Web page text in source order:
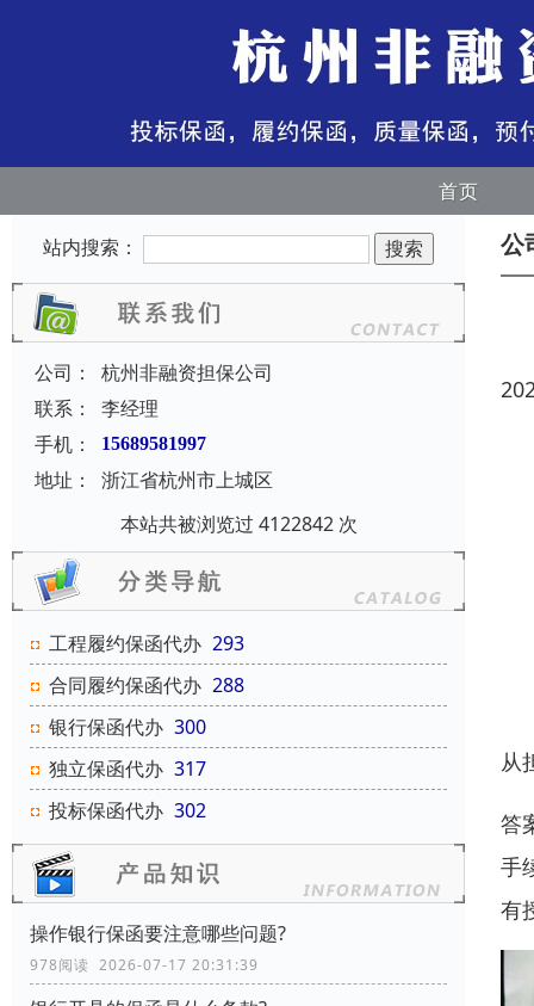
首页
站内搜索：
公司：
杭州非融资担保公司
联系：
李经理
手机：
15689581997
地址：
浙江省杭州市上城区
本站共被浏览过 4122842 次
工程履约保函代办 293
合同履约保函代办 288
银行保函代办 300
独立保函代办 317
投标保函代办 302
操作银行保函要注意哪些问题?
978阅读 2026-07-17 20:31:39
公
从
答
手
有